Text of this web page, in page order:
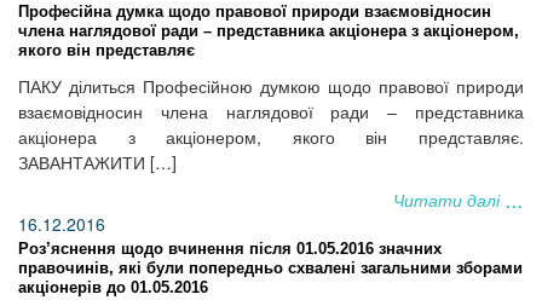
Професійна думка щодо правової природи взаємовідносин
члена наглядової ради – представника акціонера з акціонером,
якого він представляє
ПАКУ ділиться Професійною думкою щодо правової природи
взаємовідносин члена наглядової ради – представника
акціонера з акціонером, якого він представляє.
ЗАВАНТАЖИТИ […]
Читати далі
16.12.2016
Роз’яснення щодо вчинення після 01.05.2016 значних
правочинів, які були попередньо схвалені загальними зборами
акціонерів до 01.05.2016